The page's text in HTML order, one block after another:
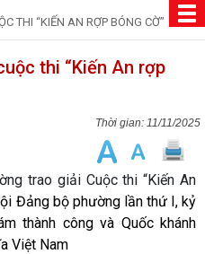
THI “KIẾN AN RỢP BÓNG CỜ”
thi “Kiến An rợp
11/11/2025
trao giải Cuộc thi “Kiến An
Đảng bộ phường lần thứ I, kỷ
thành công và Quốc khánh
Việt Nam